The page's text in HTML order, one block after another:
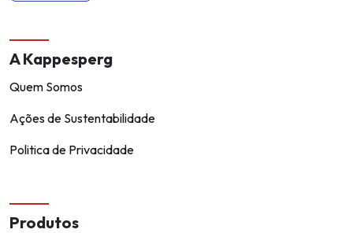
A Kappesperg
Quem Somos
Ações de Sustentabilidade
Politica de Privacidade
Produtos